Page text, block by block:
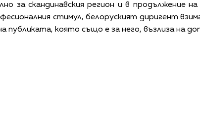
за скандинавския регион и в продължение
стимул, белоруският диригент
която също е за него, възлиза на